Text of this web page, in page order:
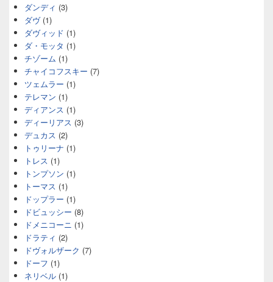
ダンディ (3)
ダヴ(1)
ダヴィッド (1)
ダ・モッタ (1)
チゾーム (1)
チャイコフスキー (7)
ツェムラー (1)
テレマン (1)
ディアンス (1)
ディーリアス (3)
デュカス (2)
トゥリーナ (1)
トレス (1)
トンプソン (1)
トーマス (1)
ドップラー (1)
ドビュッシー (8)
ドメニコーニ (1)
ドラティ (2)
ドヴォルザーク (7)
ドーフ (1)
ネリベル (1)